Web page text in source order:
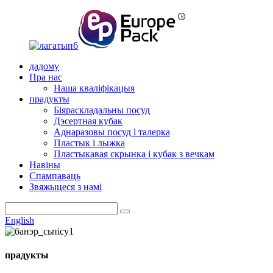
дадому
Пра нас
Наша кваліфікацыя
прадукты
Біяраскладальны посуд
Дэсертная кубак
Аднаразовы посуд і талерка
Пластык і лыжка
Пластыкавая скрынка і кубак з вечкам
Навіны
Спампаваць
Звяжыцеся з намі
English
прадукты